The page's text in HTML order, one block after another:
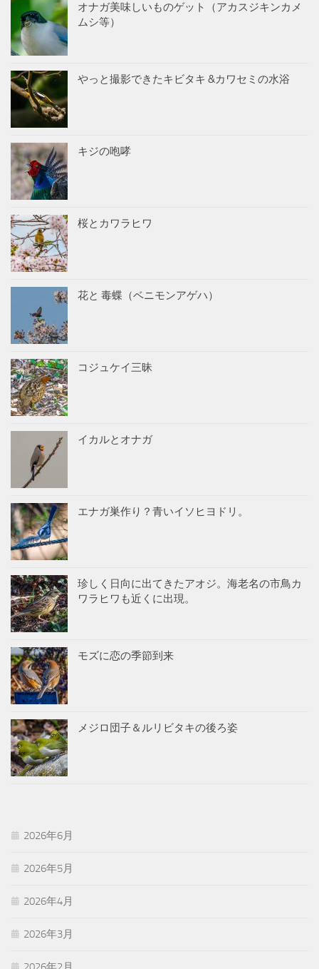
オナガ美味しいものゲット（アカスジキンカメ
ムシ等）
やっと撮影できたキビタキ &カワセミの水浴
キジの咆哮
桜とカワラヒワ
花と 毒蝶（ベニモンアゲハ）
コジュケイ三昧
イカルとオナガ
エナガ巣作り？青いイソヒヨドリ。
珍しく日向に出てきたアオジ。海老名の市鳥カ
ワラヒワも近くに出現。
モズに恋の季節到来
メジロ団子＆ルリビタキの後ろ姿
2026年6月
2026年5月
2026年4月
2026年3月